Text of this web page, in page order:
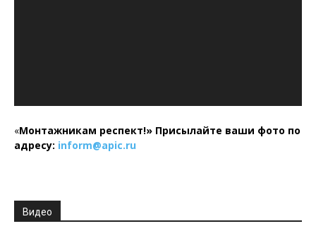
«Монтажникам респект!» Присылайте ваши фото по
адресу: inform@apic.ru
Видео